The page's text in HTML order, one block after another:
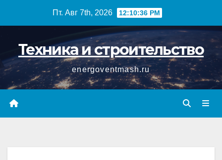
Пт. Авг 7th, 2026 12:10:36 PM
Техника и строительство
energoventmash.ru